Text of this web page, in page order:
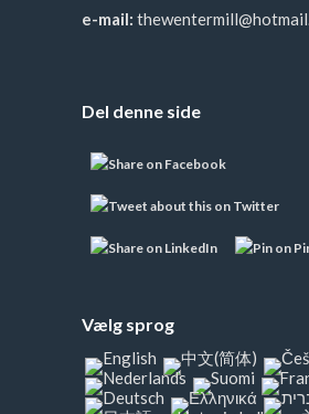
e-mail:
Del denne side
Vælg sprog